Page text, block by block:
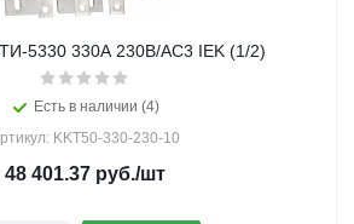
5330 330А 230В/АС3 IEK (1/2)
Есть в наличии (4)
KKT50-330-230-10
48 401.37руб./шт